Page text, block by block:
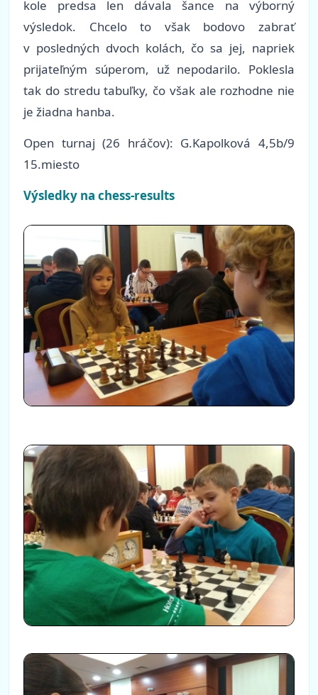
kole predsa len dávala šance na výborný
výsledok. Chcelo to však bodovo zabrať
v posledných dvoch kolách, čo sa jej, napriek
prijateľným súperom, už nepodarilo. Poklesla
tak do stredu tabuľky, čo však ale rozhodne nie
je žiadna hanba.
Open turnaj (26 hráčov): G.Kapolková 4,5b/9
15.miesto
Výsledky na chess-results